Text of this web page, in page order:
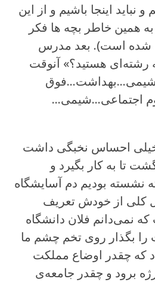
نباید اینجا باشیم و از این
همین خاطر بچه ها فکر
شده است). بعد مدرس
رشته‌ای هستید؟» آنوقت
اجتماعی…شیمی…
خیلی احساس نخبگی داشت
تا به کار بگیرد و
نشسته بودیم دم آسایشگاه
کلی از خودش تعریف
نمی‌دانم فلان دانشگاه
را بگذار روی تخم چشم ما
که چقدر اوضاع مملکت
برود و چقدر جامعه‌ی